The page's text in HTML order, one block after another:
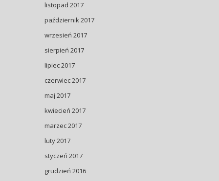
listopad 2017
październik 2017
wrzesień 2017
sierpień 2017
lipiec 2017
czerwiec 2017
maj 2017
kwiecień 2017
marzec 2017
luty 2017
styczeń 2017
grudzień 2016